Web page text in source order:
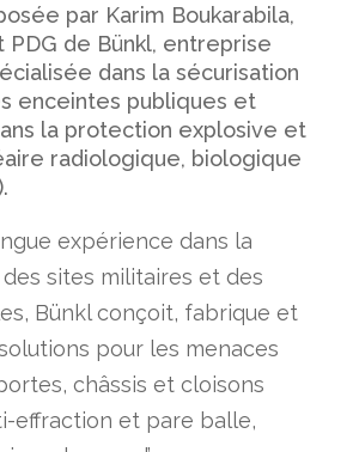
par Karim Boukarabila,
de Bünkl, entreprise
dans la sécurisation
enceintes publiques et
la protection explosive et
radiologique, biologique
expérience dans la
sites militaires et des
Bünkl conçoit, fabrique et
pour les menaces
châssis et cloisons
effraction et pare balle,